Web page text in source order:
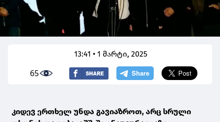
13:41 • 1 მარტი, 2025
65
კიდევ ერთხელ უნდა გავიაზროთ, არც სრული